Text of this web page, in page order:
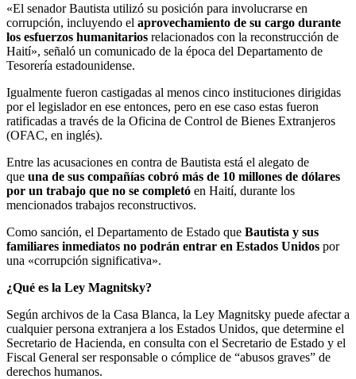
«El senador Bautista utilizó su posición para involucrarse en
corrupción, incluyendo el aprovechamiento de su cargo durante
los esfuerzos humanitarios relacionados con la reconstrucción de
Haití», señaló un comunicado de la época del Departamento de
Tesorería estadounidense.
Igualmente fueron castigadas al menos cinco instituciones dirigidas
por el legislador en ese entonces, pero en ese caso estas fueron
ratificadas a través de la Oficina de Control de Bienes Extranjeros
(OFAC, en inglés).
Entre las acusaciones en contra de Bautista está el alegato de
que una de sus compañías cobró más de 10 millones de dólares
por un trabajo que no se completó en Haití, durante los
mencionados trabajos reconstructivos.
Como sanción, el Departamento de Estado que Bautista y sus
familiares inmediatos no podrán entrar en Estados Unidos por
una «corrupción significativa».
¿Qué es la Ley Magnitsky?
Según archivos de la Casa Blanca, la Ley Magnitsky puede afectar a
cualquier persona extranjera a los Estados Unidos, que determine el
Secretario de Hacienda, en consulta con el Secretario de Estado y el
Fiscal General ser responsable o cómplice de “abusos graves” de
derechos humanos.